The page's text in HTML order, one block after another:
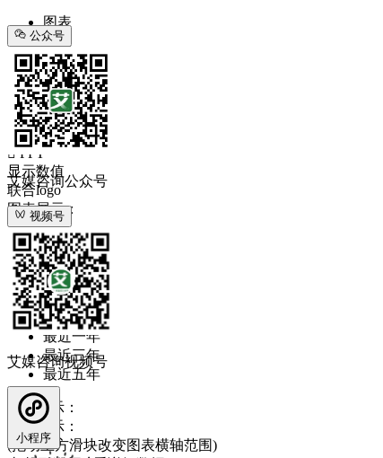
公众号
艾媒咨询公众号
视频号
艾媒咨询视频号
小程序
图表
列表
媒体图表
下载
 PNG
 XLS
 PPT
显示数值
联合logo
图表展示：
全部时间
全部时间
最近一周
最近一月
最近半年
最近一年
最近三年
最近五年
图表展示：
图表展示：
(拖动上方滑块改变图表横轴范围)